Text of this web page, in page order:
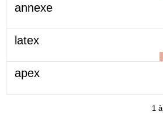
annexe
latex
apex
1 à